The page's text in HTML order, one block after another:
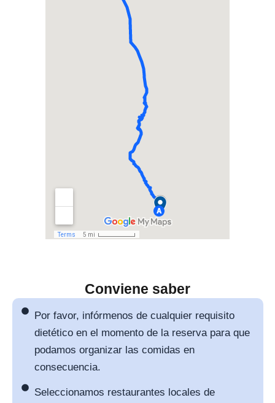
Conviene saber
Por favor, infórmenos de cualquier requisito
dietético en el momento de la reserva para que
podamos organizar las comidas en
consecuencia.
Seleccionamos restaurantes locales de